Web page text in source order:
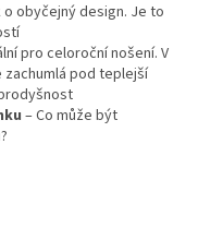
obyčejný design. Je to
pro celoroční nošení. V
pod teplejší
– Co může být